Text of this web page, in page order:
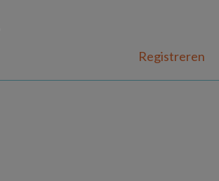
Registreren